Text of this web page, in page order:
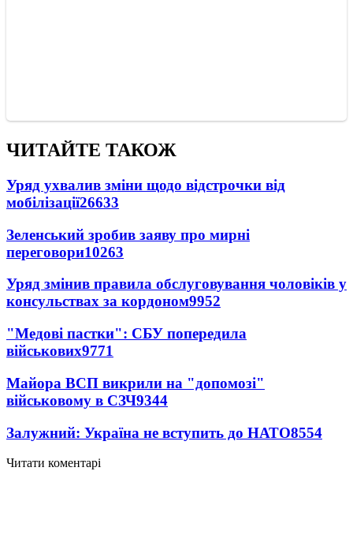
ЧИТАЙТЕ ТАКОЖ
Уряд ухвалив зміни щодо відстрочки від
мобілізації26633
Зеленський зробив заяву про мирні
переговори10263
Уряд змінив правила обслуговування чоловіків у
консульствах за кордоном9952
"Медові пастки": СБУ попередила
військових9771
Майора ВСП викрили на "допомозі"
військовому в СЗЧ9344
Залужний: Україна не вступить до НАТО8554
Читати коментарі